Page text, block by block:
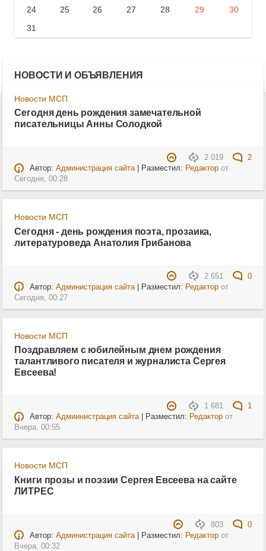
24
25 26 27 28 29
30
31
НОВОСТИ И ОБЪЯВЛЕНИЯ
Новости МСП
Сегодня день рождения замечательной
писательницы Анны Солодкой
2 019
2
Автор: Администрация сайта| Разместил: Редакторот
Сегодня, 00:28
Новости МСП
Сегодня - день рождения поэта, прозаика,
литературоведа Анатолия Грибанова
2 651
0
Автор: Администрация сайта| Разместил: Редакторот
Сегодня, 00:27
Новости МСП
Поздравляем с юбилейным днем рождения
талантливого писателя и журналиста Сергея
Евсеева!
1 681
1
Автор: Адмиинистрация сайта| Разместил: Редакторот
Вчера, 00:55
Новости МСП
Книги прозы и поэзии Сергея Евсеева на сайте
ЛИТРЕС
803
0
Автор: Администрация сайта| Разместил: Редакторот
Вчера, 00:32